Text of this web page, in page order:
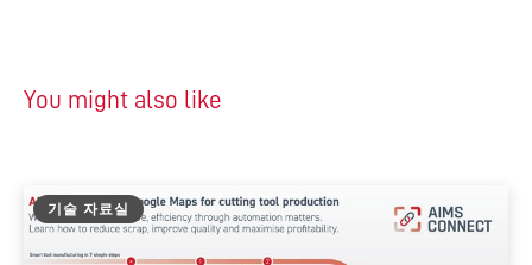
You might also like
기술 자료실